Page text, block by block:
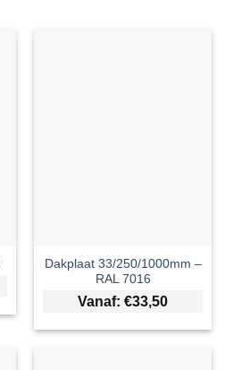
Dakplaat 33/250/1000mm –
RAL 7016
Vanaf: €33,50